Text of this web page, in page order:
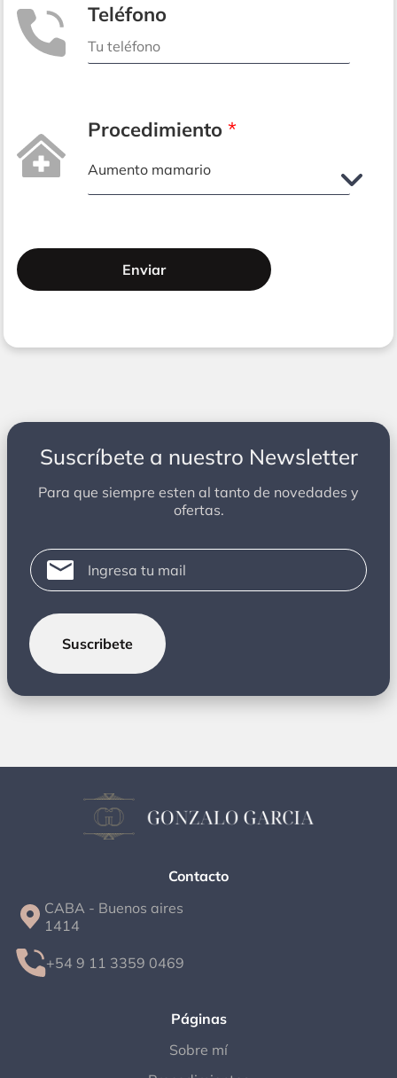
Teléfono
Procedimiento *
Enviar
Suscríbete a nuestro Newsletter
Para que siempre esten al tanto de novedades y
ofertas.
Suscribete
Contacto
CABA - Buenos aires
1414
+54 9 11 3359 0469
Páginas
Sobre mí